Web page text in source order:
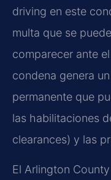
driving en este
multa que se
comparecer ante
condena genera
permanente que
las habilitaciones
clearances) y las
El Arlington